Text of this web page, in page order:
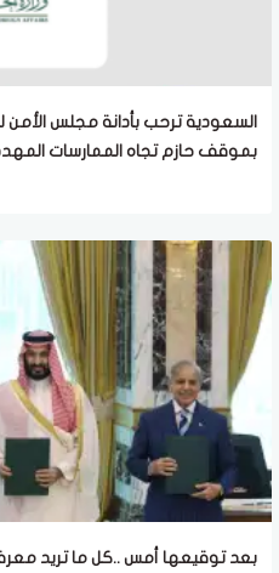
السعودية ترحب بأدانة مجلس
بموقف حازم تجاه الممارسات
بعد توقيعها أمس ..كل ما تريد